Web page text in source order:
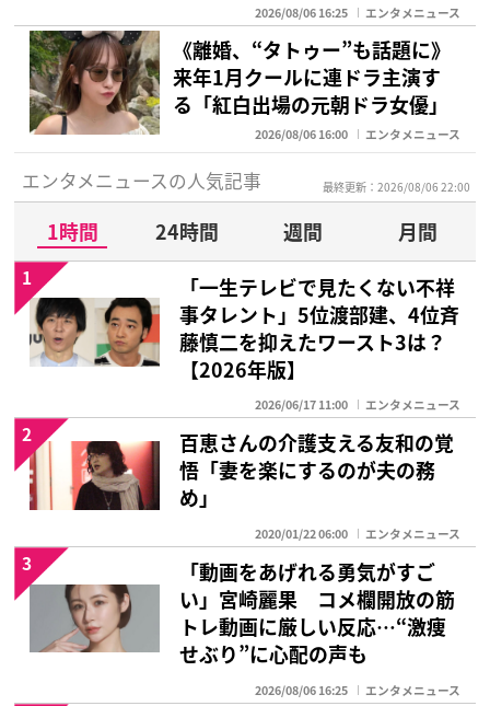
2026/08/06 16:25 エンタメニュース
《離婚、“タトゥー”も話題に》
来年1月クールに連ドラ主演す
る「紅白出場の元朝ドラ女優」
2026/08/06 16:00 エンタメニュース
エンタメニュースの人気記事 最終更新：2026/08/06 22:00
1時間 24時間 週間
月間
「一生テレビで見たくない不祥
事タレント」5位渡部建、4位斉
藤慎二を抑えたワースト3は？
【2026年版】
2026/06/17 11:00 エンタメニュース
1
百恵さんの介護支える友和の覚
悟「妻を楽にするのが夫の務
め」
2020/01/22 06:00 エンタメニュース
2
「動画をあげれる勇気がすご
い」宮崎麗果 コメ欄開放の筋
トレ動画に厳しい反応…“激痩
せぶり”に心配の声も
2026/08/06 16:25 エンタメニュース
3